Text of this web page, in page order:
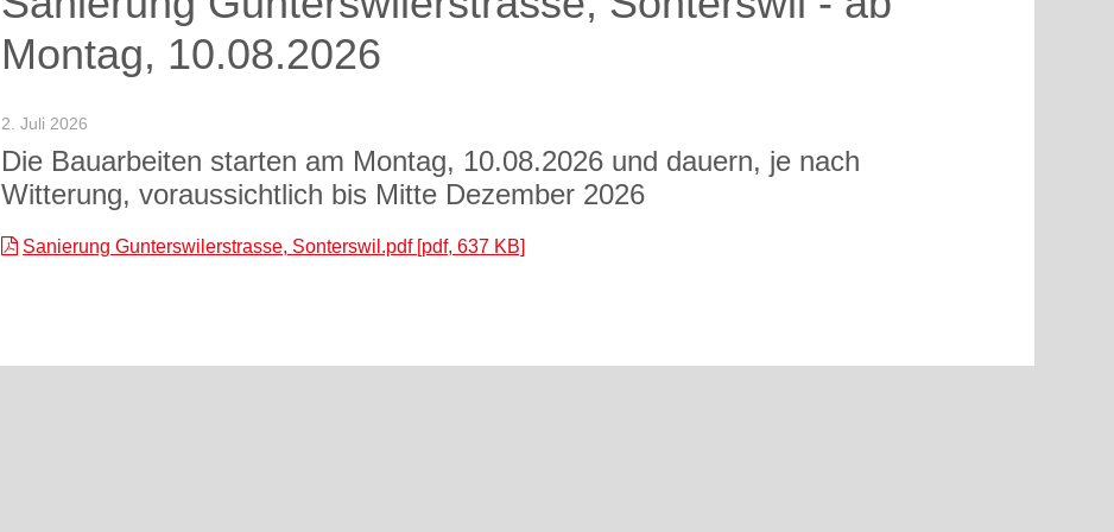
Montag, 10.08.2026
2. Juli 2026
Die Bauarbeiten starten am Montag, 10.08.2026 und dauern, je nach
Witterung, voraussichtlich bis Mitte Dezember 2026
Sanierung Gunterswilerstrasse, Sonterswil.pdf [pdf, 637 KB]